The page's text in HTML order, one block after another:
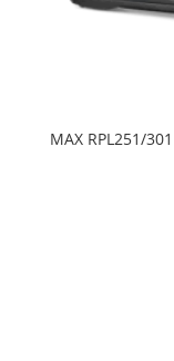
MAX RPL251/